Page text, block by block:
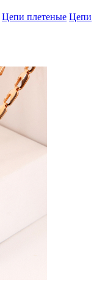
Цепи плетеные Цепи